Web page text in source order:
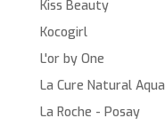
Kiss Beauty
Kocogirl
L'or by One
La Cure Natural Aqua
La Roche - Posay